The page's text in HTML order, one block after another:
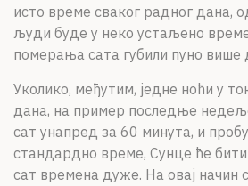
исто време сваког радног дана,
људи буде у неко устаљено
померања сата губили пуно више
Уколико, међутим, једне ноћи у
дана, на пример последње
сат унапред за 60 минута, и
стандардно време, Сунце ће
сат времена дуже. На овај начин